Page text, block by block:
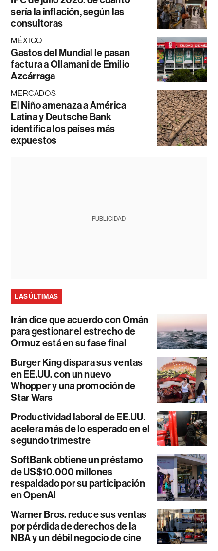
sería la inflación, según las
consultoras
MÉXICO
Gastos del Mundial le pasan
factura a Ollamani de Emilio
Azcárraga
MERCADOS
El Niño amenaza a América
Latina y Deutsche Bank
identifica los países más
expuestos
PUBLICIDAD
LAS ÚLTIMAS
Irán dice que acuerdo con Omán
para gestionar el estrecho de
Ormuz está en su fase final
Burger King dispara sus ventas
en EE.UU. con un nuevo
Whopper y una promoción de
Star Wars
Productividad laboral de EE.UU.
acelera más de lo esperado en el
segundo trimestre
SoftBank obtiene un préstamo
de US$10.000 millones
respaldado por su participación
en OpenAI
Warner Bros. reduce sus ventas
por pérdida de derechos de la
NBA y un débil negocio de cine